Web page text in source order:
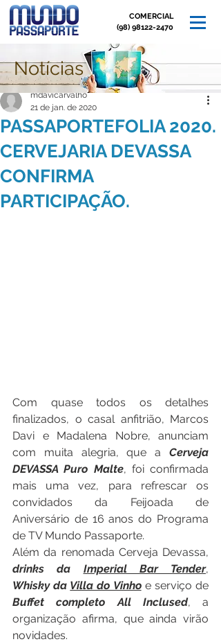
COMERCIAL
(98) 98122-2470
Post
PASSAPORTEFOLIA 2020.
CERVEJARIA DEVASSA
CONFIRMA
PARTICIPAÇÃO.
mdavicarvalho
21 de jan. de 2020
Com quase todos os detalhes
finalizados, o casal anfitrião, Marcos
Davi e Madalena Nobre, anunciam
com muita alegria, que a Cerveja
DEVASSA Puro Malte, foi confirmada
mais uma vez, para refrescar os
convidados da Feijoada de
Aniversário de 16 anos do Programa
de TV Mundo Passaporte.
drinks da Imperial Bar Tender
Whisky da Villa do Vinho
Buffet completo All Inclused, a
organização afirma, que ainda virão
novidades.
Notícias